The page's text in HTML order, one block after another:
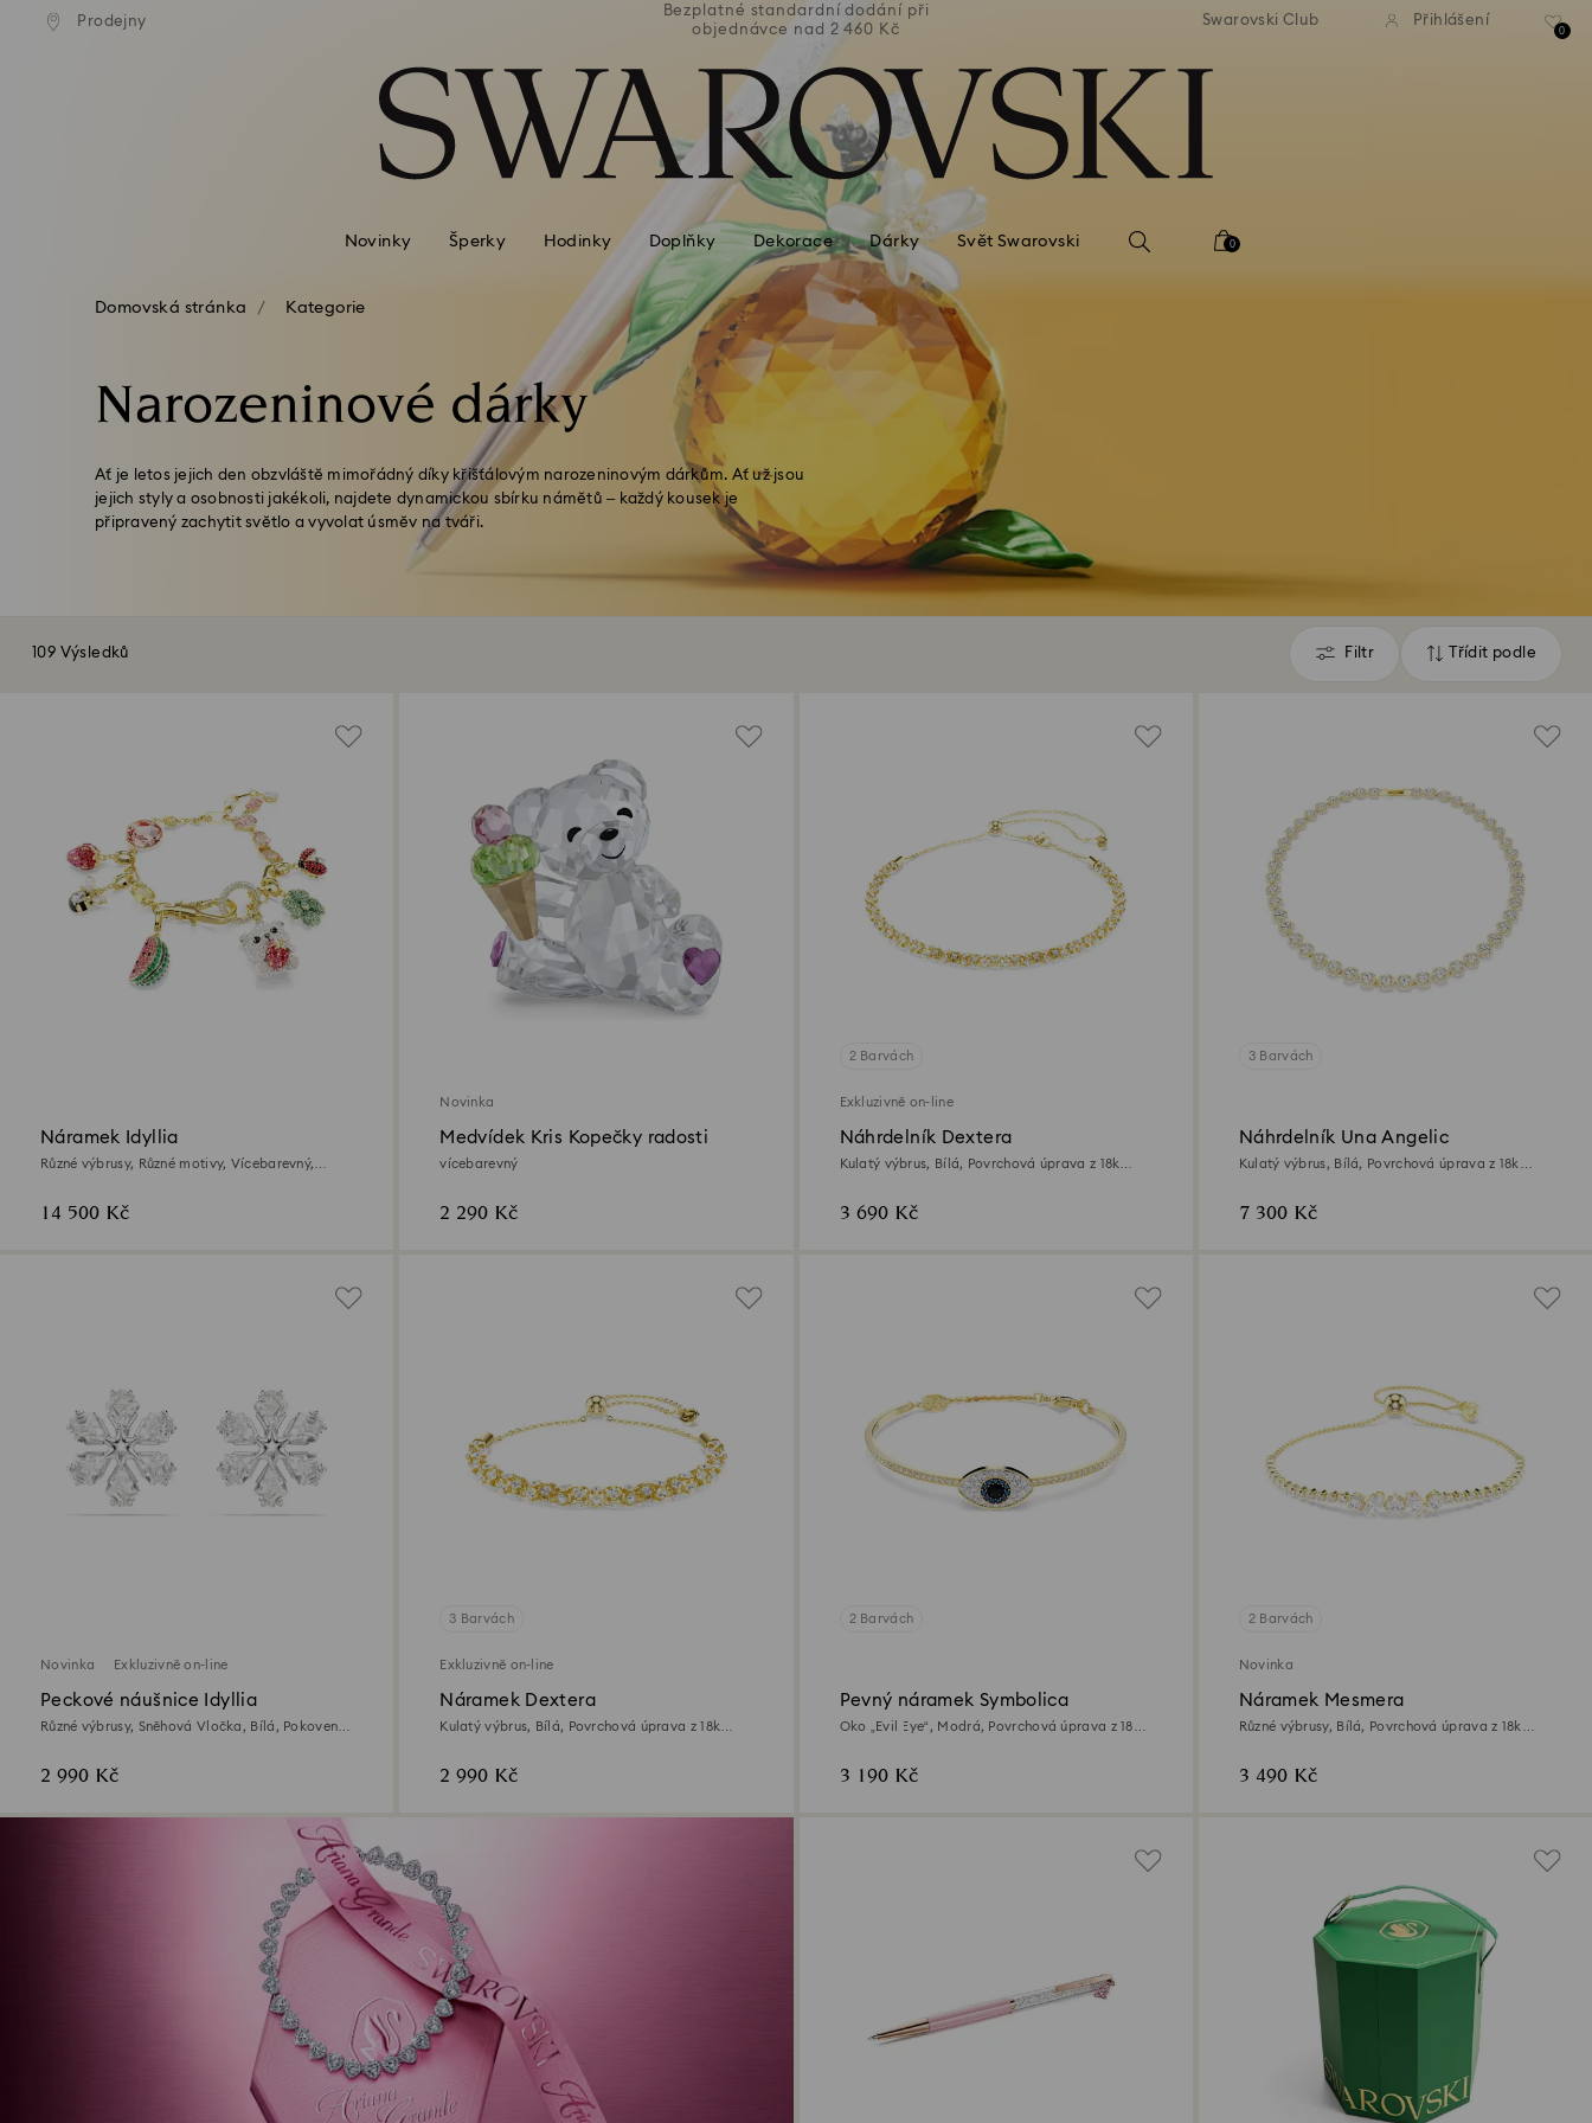
Seznam přístupových kódů
Prodejny
standardní dodání při
nad 2 460 Kč
Bezplatné standardní dodání při
objednávce nad 2 460 Kč
Bezplatné standardní dodání při
objednávce nad 2 460 Kč
Bezplatné standardní
objednávce nad 2 460
Swarovski Club Přihlášení
0
Novinky Šperky Hodinky Doplňky Dekorace Dárky Svět Swarovski 0
Domovská stránka Kategorie
Narozeninové dárky
Ať je letos jejich den obzvláště mimořádný díky křišťálovým narozeninovým dárkům. Ať už jsou
jejich styly a osobnosti jakékoli, najdete dynamickou sbírku námětů – každý kousek je
připravený zachytit světlo a vyvolat úsměv na tváři.
109 Výsledků Filtr
Filtr Třídit podle
Třídit
Náramek Idyllia
Různé výbrusy, Různé motivy, Vícebarevný,
14 500 Kč
Novinka
Medvídek Kris Kopečky radosti
vícebarevný
2 290 Kč
2 Barvách
Exkluzivně on-line
Náhrdelník Dextera
Kulatý výbrus, Bílá, Povrchová úprava z 18k
3 690 Kč
3 Barvách
Náhrdelník Una Angelic
Kulatý výbrus, Bílá, Povrchová úprava z 18k
7 300 Kč
Novinka Exkluzivně on-line
Peckové náušnice Idyllia
Různé výbrusy, Sněhová Vločka, Bílá, Pokoveno
2 990 Kč
3 Barvách
Exkluzivně on-line
Náramek Dextera
Kulatý výbrus, Bílá, Povrchová úprava z 18k
2 990 Kč
2 Barvách
Pevný náramek Symbolica
Oko „Evil Eye“, Modrá, Povrchová úprava z 18k
3 190 Kč
2 Barvách
Novinka
Náramek Mesmera
Různé výbrusy, Bílá, Povrchová úprava z 18k
3 490 Kč